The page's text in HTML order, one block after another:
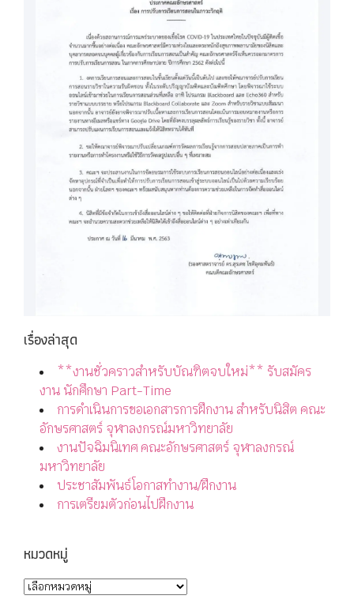
เรื่องล่าสุด
**งานชั่วคราวสำหรับบัณฑิตจบใหม่** รับสมัคร
งาน นักศึกษา Part-Time
การดำเนินการขอเอกสารการฝึกงาน สำหรับนิสิต คณะ
อักษรศาสตร์ จุฬาลงกรณ์มหาวิทยาลัย
งานปัจฉิมนิเทศ คณะอักษรศาสตร์ จุฬาลงกรณ์
มหาวิทยาลัย
ประชาสัมพันธ์โอกาสทำงาน/ฝึกงาน
การเตรียมตัวก่อนไปฝึกงาน
หมวดหมู่